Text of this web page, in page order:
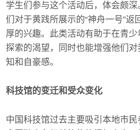
学生们参与这个活动后，体会颇
们对于黄践所展示的“神舟一号”返
厚的兴趣。此类活动有助于在青
探索的渴望，同时也能增强他们
知和自豪感。
科技馆的变迁和受众变化
中国科技馆过去主要吸引本地市